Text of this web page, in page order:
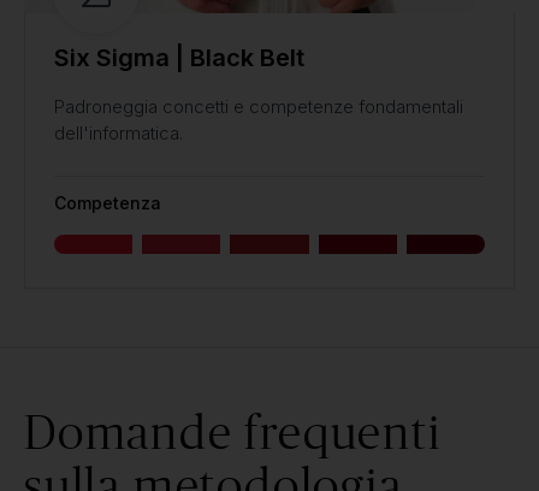
Six Sigma | Black Belt
Padroneggia concetti e competenze fondamentali
dell'informatica.
Competenza
Domande frequenti